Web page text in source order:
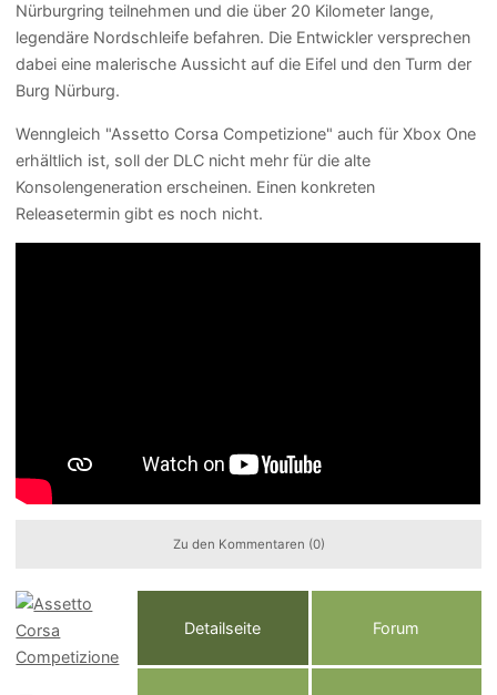
Nürburgring teilnehmen und die über 20 Kilometer lange,
legendäre Nordschleife befahren. Die Entwickler versprechen
dabei eine malerische Aussicht auf die Eifel und den Turm der
Burg Nürburg.
Wenngleich "Assetto Corsa Competizione" auch für Xbox One
erhältlich ist, soll der DLC nicht mehr für die alte
Konsolengeneration erscheinen. Einen konkreten
Releasetermin gibt es noch nicht.
Zu den Kommentaren (0)
Detailseite Forum